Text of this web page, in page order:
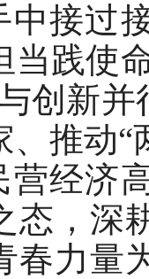
中接过
当践使
创新
、推动“
营经济
态，深
春力量